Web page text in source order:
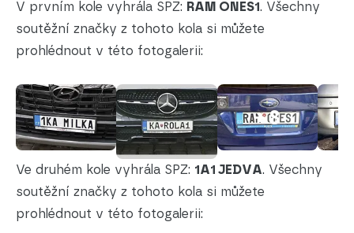
V prvním kole vyhrála SPZ: RAM ONES1. Všechny
soutěžní značky z tohoto kola si můžete
prohlédnout v této fotogalerii:
+ 8
Ve druhém kole vyhrála SPZ: 1A1 JEDVA. Všechny
soutěžní značky z tohoto kola si můžete
prohlédnout v této fotogalerii: